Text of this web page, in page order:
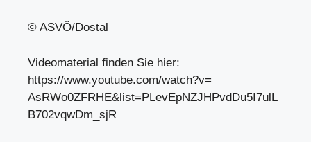
© ASVÖ/Dostal
Videomaterial finden Sie hier:
https://www.youtube.com/watch?v=
AsRWo0ZFRHE&list=PLevEpNZJHPvdDu5I7ulL
B702vqwDm_sjR